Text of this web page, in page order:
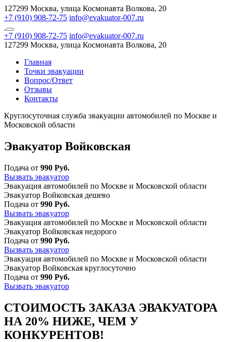
127299 Москва, улица Космонавта Волкова, 20
+7 (910) 908-72-75 info@evakuator-007.ru
+7 (910) 908-72-75 info@evakuator-007.ru
127299 Москва, улица Космонавта Волкова, 20
Главная
Точки эвакуации
Вопрос/Ответ
Отзывы
Контакты
Круглосуточная служба эвакуации автомобилей по Москве и
Московской области
Эвакуатор Войковская
Подача от 990 Руб.
Вызвать эвакуатор
Эвакуация автомобилей по Москве и Московской области
Эвакуатор Войковская дешево
Подача от 990 Руб.
Вызвать эвакуатор
Эвакуация автомобилей по Москве и Московской области
Эвакуатор Войковская недорого
Подача от 990 Руб.
Вызвать эвакуатор
Эвакуация автомобилей по Москве и Московской области
Эвакуатор Войковская круглосуточно
Подача от 990 Руб.
Вызвать эвакуатор
СТОИМОСТЬ ЗАКАЗА ЭВАКУАТОРА
НА 20% НИЖЕ, ЧЕМ У
КОНКУРЕНТОВ!